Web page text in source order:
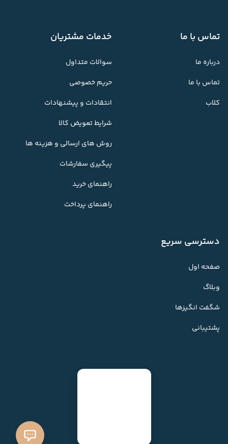
تماس با ما
درباره ما
تماس با ما
کلاب
خدمات مشتریان
سوالات متداول
حریم خصوصی
انتقادات و پیشنهادات
شرایط تعویض کالا
روش های ارسالی و هزینه ها
پیگیری سفارشات
راهنمای خرید
راهنمای پرداخت
دسترسی سریع
صفحه اول
وبلاگ
شگفت انگیزها
پشتیبانی